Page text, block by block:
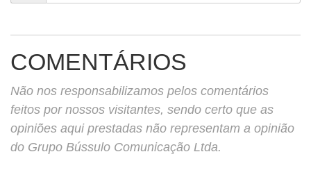
COMENTÁRIOS
Não nos responsabilizamos pelos comentários
feitos por nossos visitantes, sendo certo que as
opiniões aqui prestadas não representam a opinião
do Grupo Bússulo Comunicação Ltda.